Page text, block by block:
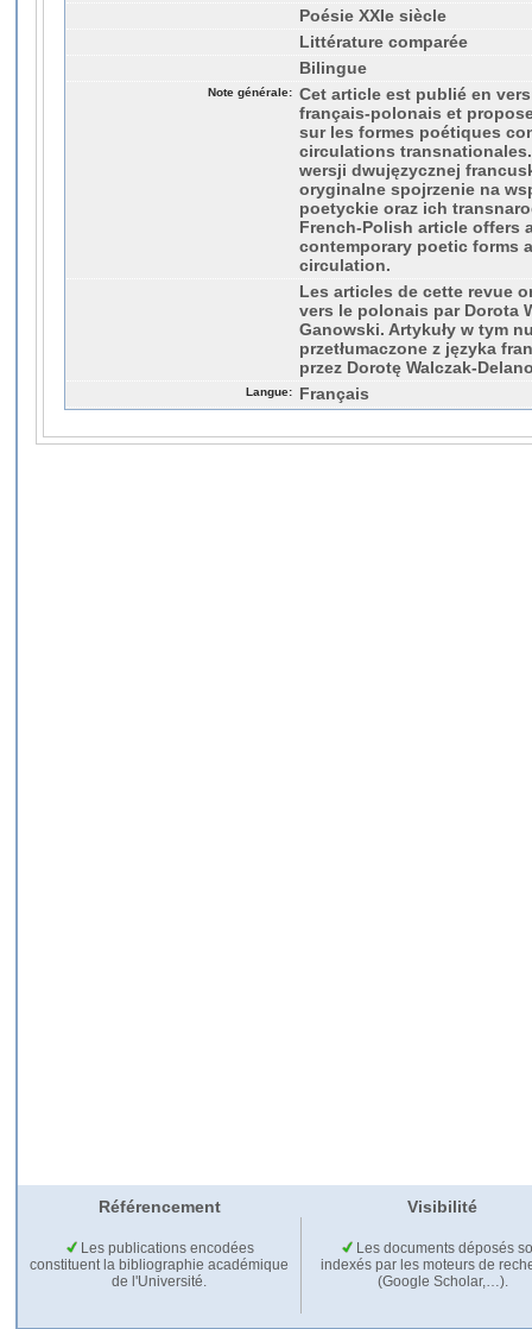
Poésie XXIe siècle
Littérature comparée
Bilingue
Note générale: Cet article est publié en
français‑polonais et
sur les formes poétiques
circulations
wersji dwujęzycznej
oryginalne spojrzenie na
poetyckie oraz ich
French‑Polish article offers
contemporary poetic forms
circulation.
Les articles de cette revue
vers le polonais par Dorota
Ganowski. Artykuły w tym
przetłumaczone z języka
przez Dorotę
Langue: Français
Référencement Visibilité
Les publications encodées
constituent la bibliographie académique
de l'Université.
Les documents déposés
indexés par les moteurs de
(Google Scholar,…).